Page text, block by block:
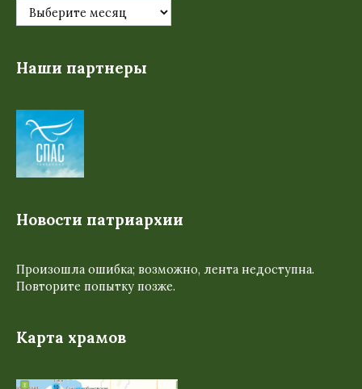
Наши партнеры
Новости патриархии
Произошла ошибка; возможно, лента недоступна.
Повторите попытку позже.
Карта храмов